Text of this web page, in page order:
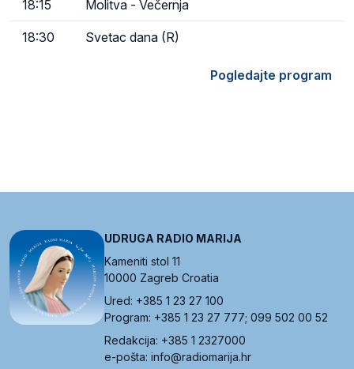
18:15 Molitva - Večernja
18:30 Svetac dana (R)
Pogledajte program
UDRUGA RADIO MARIJA
Kameniti stol 11
10000 Zagreb Croatia
Ured: +385 1 23 27 100
Program: +385 1 23 27 777; 099 502 00 52
Redakcija: +385 1 2327000
e-pošta: info@radiomarija.hr